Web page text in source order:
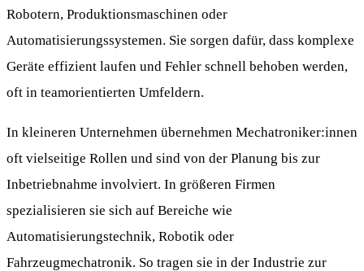
Robotern, Produktionsmaschinen oder
Automatisierungssystemen. Sie sorgen dafür, dass komplexe
Geräte effizient laufen und Fehler schnell behoben werden,
oft in teamorientierten Umfeldern.
In kleineren Unternehmen übernehmen Mechatroniker:innen
oft vielseitige Rollen und sind von der Planung bis zur
Inbetriebnahme involviert. In größeren Firmen
spezialisieren sie sich auf Bereiche wie
Automatisierungstechnik, Robotik oder
Fahrzeugmechatronik. So tragen sie in der Industrie zur